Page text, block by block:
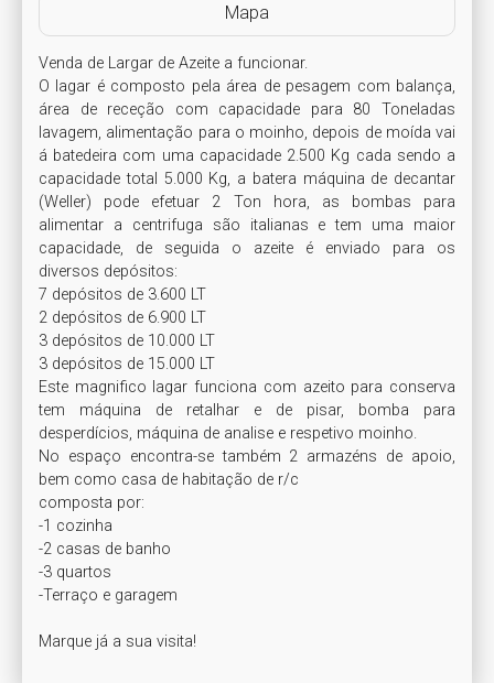
Mapa
Venda de Largar de Azeite a funcionar.
O lagar é composto pela área de pesagem com balança,
área de receção com capacidade para 80 Toneladas
lavagem, alimentação para o moinho, depois de moída vai
á batedeira com uma capacidade 2.500 Kg cada sendo a
capacidade total 5.000 Kg, a batera máquina de decantar
(Weller) pode efetuar 2 Ton hora, as bombas para
alimentar a centrifuga são italianas e tem uma maior
capacidade, de seguida o azeite é enviado para os
diversos depósitos:
7 depósitos de 3.600 LT
2 depósitos de 6.900 LT
3 depósitos de 10.000 LT
3 depósitos de 15.000 LT
Este magnifico lagar funciona com azeito para conserva
tem máquina de retalhar e de pisar, bomba para
desperdícios, máquina de analise e respetivo moinho.
No espaço encontra-se também 2 armazéns de apoio,
bem como casa de habitação de r/c
composta por:
-1 cozinha
-2 casas de banho
-3 quartos
-Terraço e garagem